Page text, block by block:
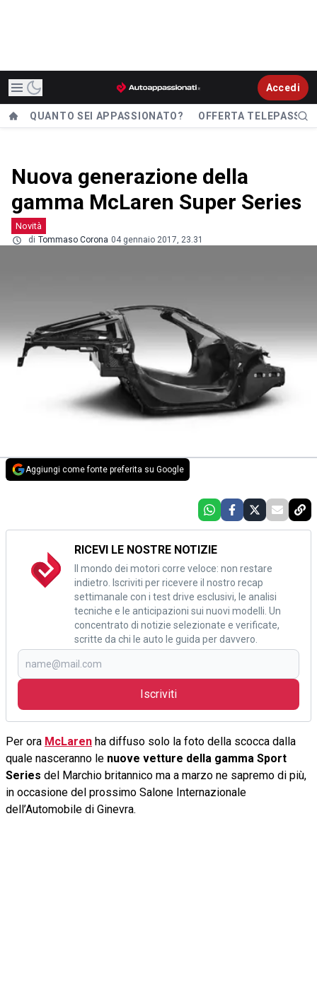
Accedi
QUANTO SEI APPASSIONATO? OFFERTA TELEPASS
Nuova generazione della
gamma McLaren Super Series
Novità
di Tommaso Corona 04 gennaio 2017, 23.31
Aggiungi come fonte preferita su Google
RICEVI LE NOSTRE NOTIZIE
Il mondo dei motori corre veloce: non restare
indietro. Iscriviti per ricevere il nostro recap
settimanale con i test drive esclusivi, le analisi
tecniche e le anticipazioni sui nuovi modelli. Un
concentrato di notizie selezionate e verificate,
scritte da chi le auto le guida per davvero.
Iscriviti
Per ora McLaren ha diffuso solo la foto della scocca dalla
quale nasceranno le nuove vetture della gamma Sport
Series del Marchio britannico ma a marzo ne sapremo di più,
in occasione del prossimo Salone Internazionale
dell’Automobile di Ginevra.